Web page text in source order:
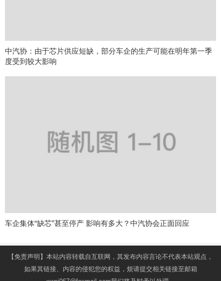
中汽协：由于芯片供应短缺，部分车企的生产可能在明年第一季
度受到较大影响
车企集体“缺芯”甚至停产 影响有多大？中汽协会正面回应
【免责声明】本站内容转载自互联网，其发布内容言论不代表本站观点，
如果其链接、内容的侵犯您的权益，烦请提交相关链接至邮箱